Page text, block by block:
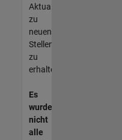
Aktualisierungen
zu
neuen
Stellenangeboten
zu
erhalten.
Es
wurden
nicht
alle